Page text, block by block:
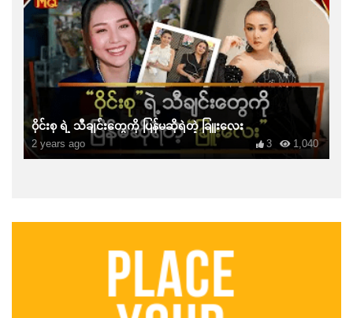
ဝိုင်းစု ရဲ့ သီချင်းတွေကို ပြန်မဆိုရဲတဲ့ ခြူးလေး
2 years ago 1,040
3